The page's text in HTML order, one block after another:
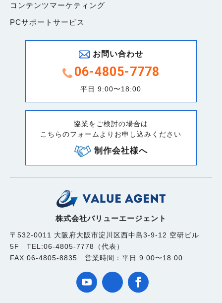
コンテンツマーケティング
PCサポートサービス
お問い合わせ
06-4805-7778
平日 9:00〜18:00
協業をご検討の場合は
こちらのフォームよりお申し込みください
制作会社様へ
株式会社バリューエージェント
〒532-0011 大阪府大阪市淀川区西中島3-9-12 空研ビル
5F TEL:06-4805-7778（代表）
FAX:06-4805-8835 営業時間：平日 9:00〜18:00